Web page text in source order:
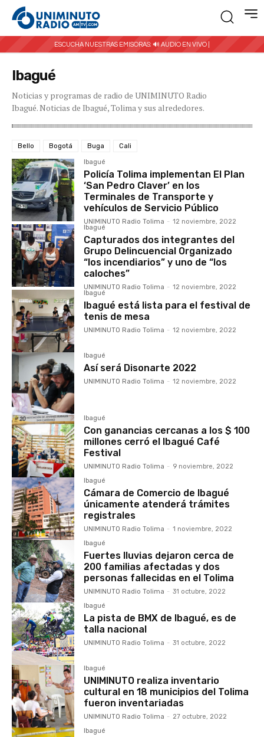
ESCUCHA NUESTRAS EMISORAS: 🔊 AUDIO EN VIVO |
Ibagué
Noticias y programas de radio de UNIMINUTO Radio
Ibagué. Noticias de Ibagué, Tolima y sus alrededores.
Bello Bogotá Buga Cali
Ibagué
Policía Tolima implementan El Plan
‘San Pedro Claver’ en los
Terminales de Transporte y
vehículos de Servicio Público
UNIMINUTO Radio Tolima - 12 noviembre, 2022
Ibagué
Capturados dos integrantes del
Grupo Delincuencial Organizado
“los incendiarios” y uno de “los
caloches”
UNIMINUTO Radio Tolima - 12 noviembre, 2022
Ibagué
Ibagué está lista para el festival de
tenis de mesa
UNIMINUTO Radio Tolima - 12 noviembre, 2022
Ibagué
Así será Disonarte 2022
UNIMINUTO Radio Tolima - 12 noviembre, 2022
Ibagué
Con ganancias cercanas a los $ 100
millones cerró el Ibagué Café
Festival
UNIMINUTO Radio Tolima - 9 noviembre, 2022
Ibagué
Cámara de Comercio de Ibagué
únicamente atenderá trámites
registrales
UNIMINUTO Radio Tolima - 1 noviembre, 2022
Ibagué
Fuertes lluvias dejaron cerca de
200 familias afectadas y dos
personas fallecidas en el Tolima
UNIMINUTO Radio Tolima - 31 octubre, 2022
Ibagué
La pista de BMX de Ibagué, es de
talla nacional
UNIMINUTO Radio Tolima - 31 octubre, 2022
Ibagué
UNIMINUTO realiza inventario
cultural en 18 municipios del Tolima
fueron inventariadas
UNIMINUTO Radio Tolima - 27 octubre, 2022
Ibagué